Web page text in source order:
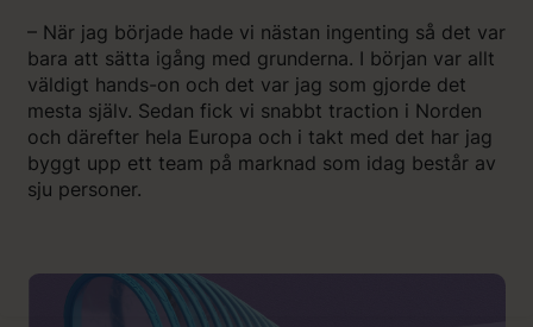
– När jag började hade vi nästan ingenting så det var
bara att sätta igång med grunderna. I början var allt
väldigt hands-on och det var jag som gjorde det
mesta själv. Sedan fick vi snabbt traction i Norden
och därefter hela Europa och i takt med det har jag
byggt upp ett team på marknad som idag består av
sju personer.